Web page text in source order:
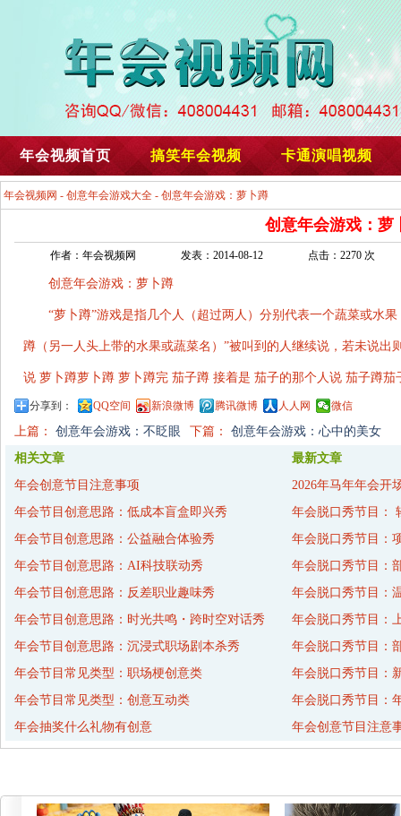
年会视频首页 搞笑年会视频 卡通演唱视频
年会视频网 - 创意年会游戏大全 - 创意年会游戏：萝卜蹲
创意年会游戏：萝
作者：年会视频网 发表：2014-08-12 点击：2270 次
创意年会游戏：萝卜蹲
“萝卜蹲”游戏是指几个人（超过两人）分别代表一个蔬菜或水
蹲（另一人头上带的水果或蔬菜名）”被叫到的人继续说，若未说
说 萝卜蹲萝卜蹲 萝卜蹲完 茄子蹲 接着是 茄子的那个人说 茄子蹲茄
分享到： QQ空间 新浪微博 腾讯微博 人人网 微信
上篇： 创意年会游戏：不眨眼 下篇： 创意年会游戏：心中的美女
相关文章
最新文章
年会创意节目注意事项
年会节目创意思路：低成本盲盒即兴秀
年会节目创意思路：公益融合体验秀
年会节目创意思路：AI科技联动秀
年会节目创意思路：反差职业趣味秀
年会节目创意思路：时光共鸣・跨时空对话秀
年会节目创意思路：沉浸式职场剧本杀秀
年会节目常见类型：职场梗创意类
年会节目常见类型：创意互动类
年会抽奖什么礼物有创意
2026年马年年会开
年会脱口秀节目：
年会脱口秀节目：
年会脱口秀节目：
年会脱口秀节目：
年会脱口秀节目：
年会脱口秀节目：
年会脱口秀节目：
年会脱口秀节目：
年会创意节目注意